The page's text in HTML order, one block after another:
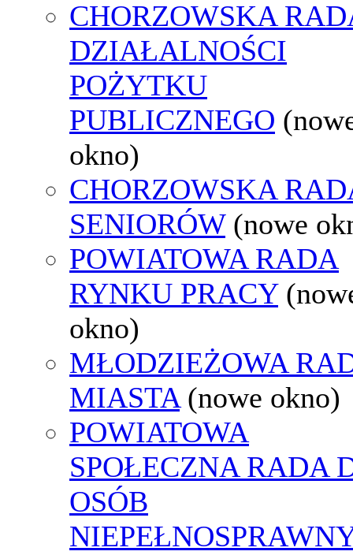
CHORZOWSKA
DZIAŁALNOŚCI
POŻYTKU
PUBLICZNEGO
okno)
CHORZOWSKA
SENIORÓW (nowe
POWIATOWA RADA
RYNKU PRACY
okno)
MŁODZIEŻOWA
MIASTA (nowe okno)
POWIATOWA
SPOŁECZNA RADA
OSÓB